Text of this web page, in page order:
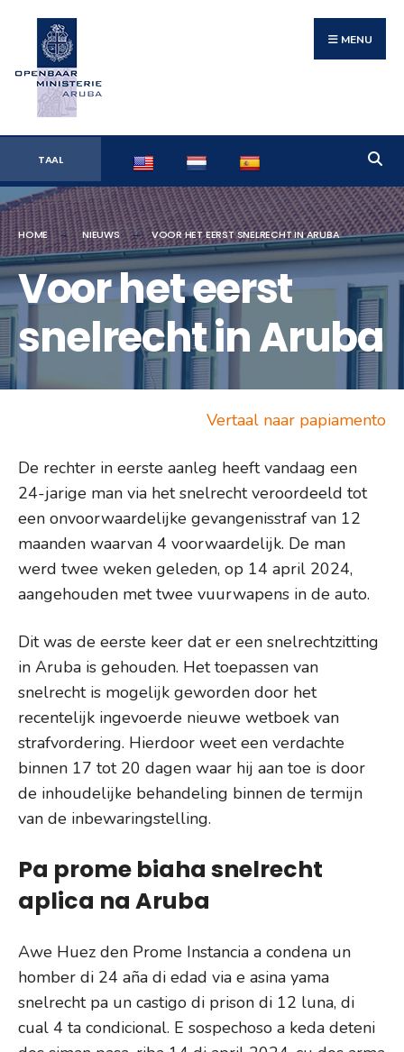
Skip
content
MENU
TAAL
HOME NIEUWS VOOR HET EERST SNELRECHT IN ARUBA
Voor het eerst
snelrecht in Aruba
Vertaal naar papiamento
De rechter in eerste aanleg heeft vandaag een
24-jarige man via het snelrecht veroordeeld tot
een onvoorwaardelijke gevangenisstraf van 12
maanden waarvan 4 voorwaardelijk. De man
werd twee weken geleden, op 14 april 2024,
aangehouden met twee vuurwapens in de auto.
Dit was de eerste keer dat er een snelrechtzitting
in Aruba is gehouden. Het toepassen van
snelrecht is mogelijk geworden door het
recentelijk ingevoerde nieuwe wetboek van
strafvordering. Hierdoor weet een verdachte
binnen 17 tot 20 dagen waar hij aan toe is door
de inhoudelijke behandeling binnen de termijn
van de inbewaringstelling.
Pa prome biaha snelrecht
aplica na Aruba
Awe Huez den Prome Instancia a condena un
homber di 24 aña di edad via e asina yama
snelrecht pa un castigo di prison di 12 luna, di
cual 4 ta condicional. E sospechoso a keda deteni
for: